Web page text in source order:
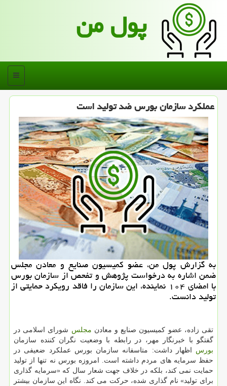
پول من
منو
عملکرد سازمان بورس ضد تولید است
به گزارش پول من، عضو کمیسیون صنایع و معادن مجلس
ضمن اشاره به درخواست پژوهش و تفحص از سازمان بورس
با امضای ۱۰۴ نماینده، این سازمان را فاقد رویکرد حمایتی از
تولید دانست.
تقی زاده، عضو کمیسیون صنایع و معادن مجلس شورای اسلامی در
گفتگو با خبرنگار مهر، در رابطه با وضعیت نگران کننده سازمان
بورس اظهار داشت: متاسفانه سازمان بورس عملکرد ضعیفی در
حفظ سرمایه های مردم داشته است. امروزه بورس نه تنها از تولید
حمایت نمی کند، بلکه در خلاف جهت شعار سال که «سرمایه گذاری
برای تولید» نام گذاری شده، حرکت می کند. نگاه این سازمان بیشتر